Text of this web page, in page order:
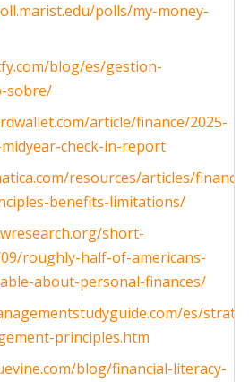
polls/my-money-
blog/es/gestion-
sobre/
article/finance/2025-
check-in-report
resources/articles/
benefits-limitations/
short-
roughly-half-of-americans-
about-personal-finances/
es/
principles.htm
blog/financial-literacy-